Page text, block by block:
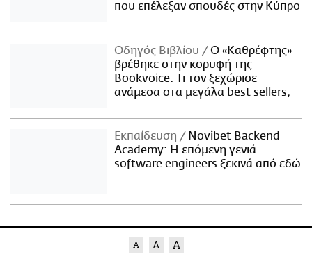
που επέλεξαν σπουδές στην Κύπρο
Οδηγός Βιβλίου
Ο «Καθρέφτης»
βρέθηκε στην κορυφή της
Bookvoice. Τι τον ξεχώρισε
ανάμεσα στα μεγάλα best sellers;
Εκπαίδευση
Novibet Backend
Academy: Η επόμενη γενιά
software engineers ξεκινά από εδώ